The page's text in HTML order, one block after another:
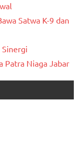
Satwa K-9 dan
Sinergi
Patra Niaga Jabar